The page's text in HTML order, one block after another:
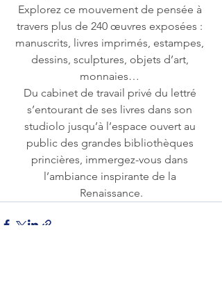
Explorez ce mouvement de pensée à
travers plus de 240 œuvres exposées :
manuscrits, livres imprimés, estampes,
dessins, sculptures, objets d’art,
monnaies…
Du cabinet de travail privé du lettré
s’entourant de ses livres dans son
studiolo jusqu’à l’espace ouvert au
public des grandes bibliothèques
princières, immergez-vous dans
l’ambiance inspirante de la
Renaissance.